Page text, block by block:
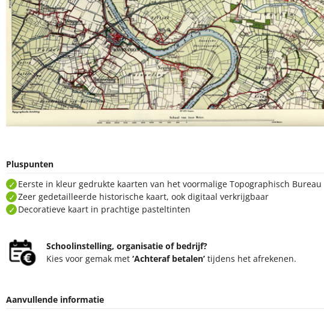
Pluspunten
Eerste in kleur gedrukte kaarten van het voormalige Topographisch Bureau
Zeer gedetailleerde historische kaart, ook digitaal verkrijgbaar
Decoratieve kaart in prachtige pasteltinten
Schoolinstelling, organisatie of bedrijf?
Kies voor gemak met‘Achteraf betalen’ tijdens het afrekenen.
Aanvullende informatie